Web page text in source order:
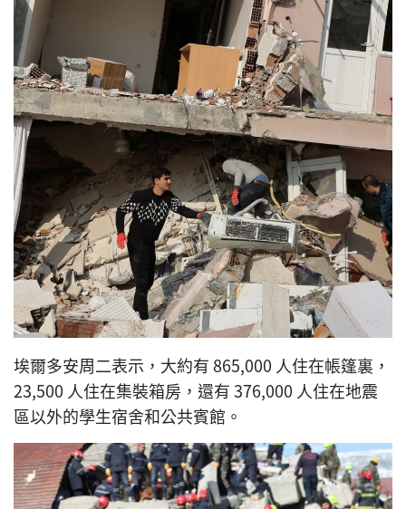
埃爾多安周二表示，大約有 865,000 人住在帳篷裏，
23,500 人住在集裝箱房，還有 376,000 人住在地震
區以外的學生宿舍和公共賓館。